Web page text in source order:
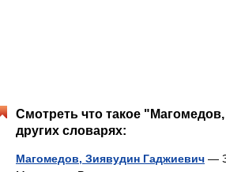
Смотреть что такое
других словарях:
Магомедов, Зиявудин Гаджиевич —